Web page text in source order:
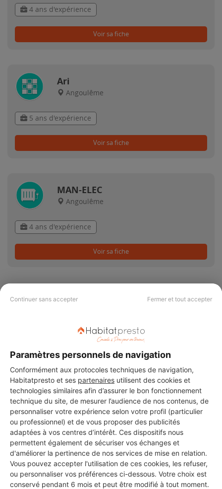
Continuer sans accepter Fermer et tout accepter
Paramètres personnels de navigation
Conformément aux protocoles techniques de navigation,
Habitatpresto et ses partenaires utilisent des cookies et
technologies similaires afin d’assurer le bon fonctionnement
technique du site, de mesurer l’audience de nos contenus, de
personnaliser votre expérience selon votre profil (particulier
ou professionnel) et de vous proposer des publicités
adaptées à vos centres d’intérêt. Ces dispositifs nous
permettent également de sécuriser vos échanges et
d'améliorer la pertinence de nos services de mise en relation.
Vous pouvez accepter l'utilisation de ces cookies, les refuser,
ou personnaliser vos préférences ci-dessous. Votre choix est
conservé pendant 6 mois et peut être modifié à tout moment.
4 ans d'expérience
Voir sa fiche
Ari
Angoulême
5 ans d'expérience
Voir sa fiche
MAN-ELEC
Angoulême
4 ans d'expérience
Voir sa fiche
PAS LE TEMPS DE
CHERCHER ?
Vous souhaitez réaliser des travaux et ne savez quel professionnel
choisir ? Demandez des devis travaux
auprès de notre réseau de 5 000
professionnels partout en France.
DEMANDER UN DEVIS